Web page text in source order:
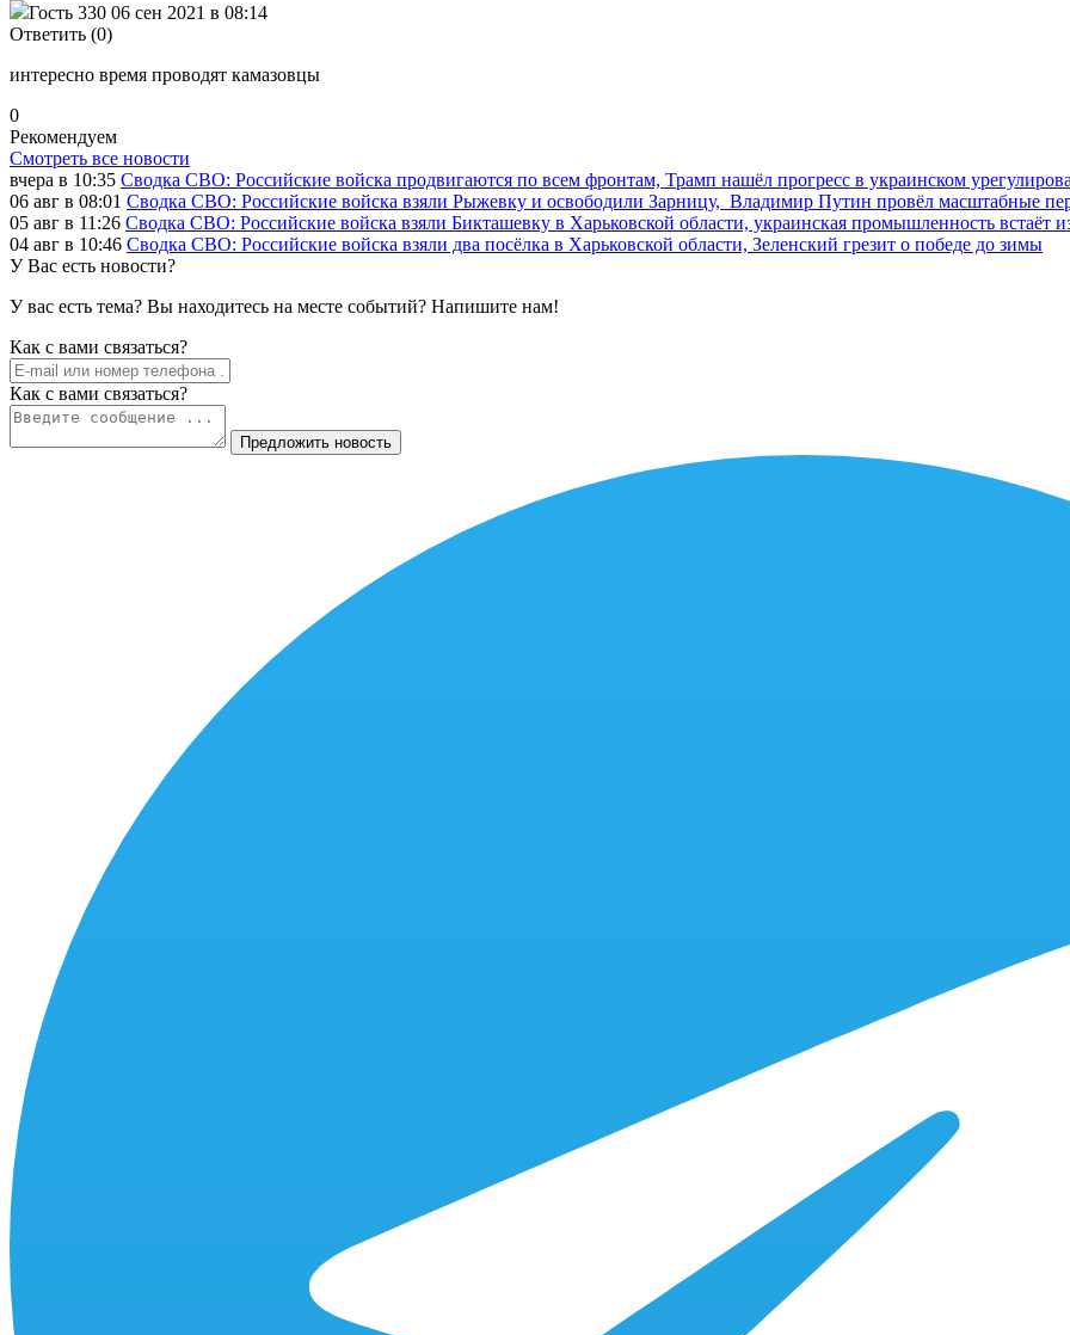
Гость 330 06 сен 2021 в 08:14
Ответить (0)
интересно время проводят камазовцы
0
Рекомендуем
Смотреть все новости
вчера в 10:35 Сводка СВО: Российские войска продвигаются по всем фронтам, Трамп нашёл прогресс в украинском
06 авг в 08:01 Сводка СВО: Российские войска взяли Рыжевку и освободили Зарницу, Владимир Путин провёл масштабные
05 авг в 11:26 Сводка СВО: Российские войска взяли Бикташевку в Харьковской области, украинская промышленность встаёт
04 авг в 10:46 Сводка СВО: Российские войска взяли два посёлка в Харьковской области, Зеленский грезит о победе до зимы
У Вас есть новости?
У вас есть тема? Вы находитесь на месте событий? Напишите нам!
Как c вами связаться?
Как c вами связаться?
Предложить новость